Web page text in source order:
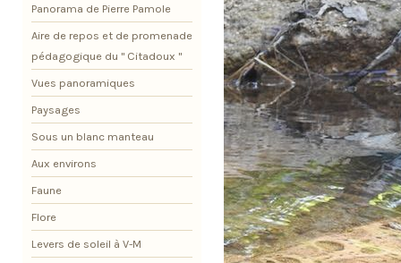
Panorama de Pierre Pamole
Aire de repos et de promenade
pédagogique du " Citadoux "
Vues panoramiques
Paysages
Sous un blanc manteau
Aux environs
Faune
Flore
Levers de soleil à V-M